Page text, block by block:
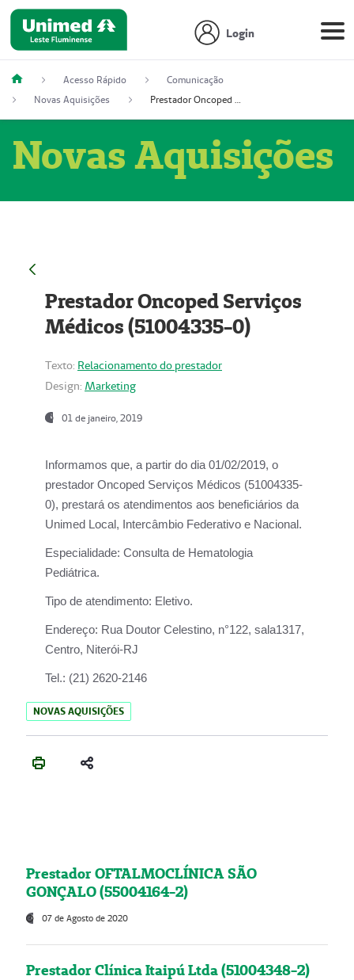
Login
Acesso Rápido
Comunicação
Novas Aquisições
Prestador Oncoped Serviços Médicos (51004335-0)
Novas Aquisições
Prestador Oncoped Serviços
Médicos (51004335-0)
Texto: Relacionamento do prestador
Design: Marketing
01 de janeiro, 2019
Informamos que, a partir do dia 01/02/2019, o
prestador Oncoped Serviços Médicos (51004335-
0), prestará os atendimentos aos beneficiários da
Unimed Local, Intercâmbio Federativo e Nacional.
Especialidade: Consulta de Hematologia
Pediátrica.
Tipo de atendimento: Eletivo.
Endereço: Rua Doutor Celestino, n°122, sala1317,
Centro, Niterói-RJ
Tel.: (21) 2620-2146
NOVAS AQUISIÇÕES
Prestador OFTALMOCLÍNICA SÃO
GONÇALO (55004164-2)
07 de Agosto de 2020
Prestador Clínica Itaipú Ltda (51004348-2)